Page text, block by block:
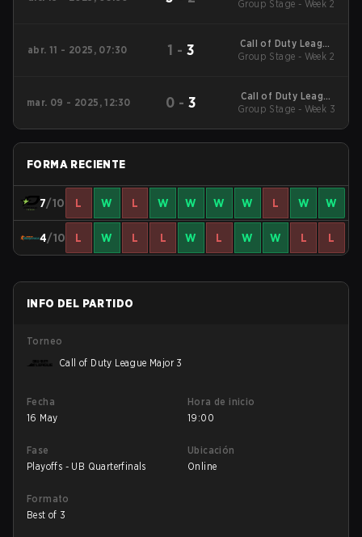
2026 Regular Season
Group Stage - Week 2
abr. 11 - 2025, 07:30 1 - 3
Call of Duty League
2025 Regular Season
Group Stage - Week 2
mar. 09 - 2025, 12:30 0 - 3
Call of Duty League
2025 Regular Season
Group Stage - Week 3
FORMA RECIENTE
7/10 L W L W W W W L W W
4/10 L W L L W L W W L L
INFO DEL PARTIDO
Torneo
Call of Duty League Major 3
Fecha
16 May
Hora de inicio
19:00
Fase
Playoffs - UB Quarterfinals
Ubicación
Online
Formato
Best of 3